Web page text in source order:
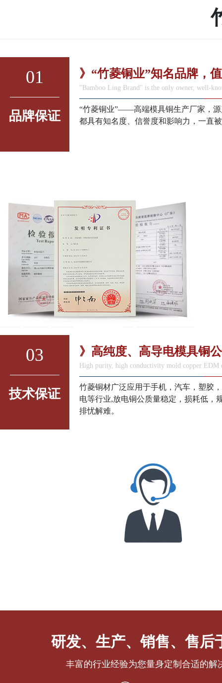
01
品牌保证
》“竹菱铜业”知名品牌，
"Bamboo Ling Brand" is the only owner, well-
“竹菱铜业”——高端模具铜生产厂家，
都具有知名度、信誉度和影响力，一直
03
技术保证
》高纯度、高导电模具铜
High purity, high conductivity mold copper EDM
竹菱铜材广泛应用于手机，汽车，塑胶
电等行业,放电铜公质量稳定，损耗低，
排忧解难。
研发、生产、销售、售后
丰富的行业经验为您量身定制合适的解